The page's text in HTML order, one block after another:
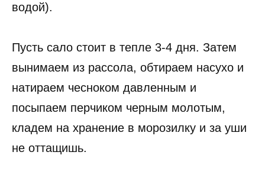
водой).
Пусть сало стоит в тепле 3-4 дня. Затем
вынимаем из рассола, обтираем насухо и
натираем чесноком давленным и
посыпаем перчиком черным молотым,
кладем на хранение в морозилку и за уши
не оттащишь.